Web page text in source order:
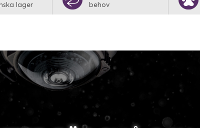
lager
behov